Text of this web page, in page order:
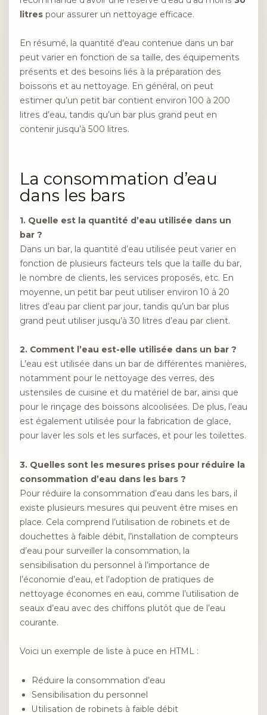
litres pour assurer un nettoyage efficace.
En résumé, la quantité d’eau contenue dans un bar
peut varier en fonction de sa taille, des équipements
présents et des besoins liés à la préparation des
boissons et au nettoyage. En général, on peut
estimer qu’un petit bar contient environ 100 à 200
litres d’eau, tandis qu’un bar plus grand peut en
contenir jusqu’à 500 litres.
La consommation d’eau
dans les bars
1. Quelle est la quantité d’eau utilisée dans un
bar ?
Dans un bar, la quantité d’eau utilisée peut varier en
fonction de plusieurs facteurs tels que la taille du bar,
le nombre de clients, les services proposés, etc. En
moyenne, un petit bar peut utiliser environ 10 à 20
litres d’eau par client par jour, tandis qu’un bar plus
grand peut utiliser jusqu’à 30 litres d’eau par client.
2. Comment l’eau est-elle utilisée dans un bar ?
L’eau est utilisée dans un bar de différentes manières,
notamment pour le nettoyage des verres, des
ustensiles de cuisine et du matériel de bar, ainsi que
pour le rinçage des boissons alcoolisées. De plus, l’eau
est également utilisée pour la fabrication de glace,
pour laver les sols et les surfaces, et pour les toilettes.
3. Quelles sont les mesures prises pour réduire la
consommation d’eau dans les bars ?
Pour réduire la consommation d’eau dans les bars, il
existe plusieurs mesures qui peuvent être mises en
place. Cela comprend l’utilisation de robinets et de
douchettes à faible débit, l’installation de compteurs
d’eau pour surveiller la consommation, la
sensibilisation du personnel à l’importance de
l’économie d’eau, et l’adoption de pratiques de
nettoyage économes en eau, comme l’utilisation de
seaux d’eau avec des chiffons plutôt que de l’eau
courante.
Voici un exemple de liste à puce en HTML :
Réduire la consommation d’eau
Sensibilisation du personnel
Utilisation de robinets à faible débit